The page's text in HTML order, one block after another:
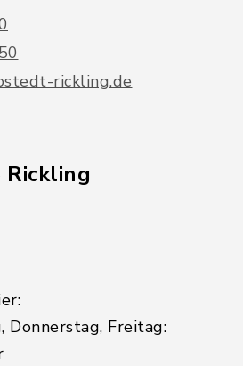
rickling.de
Donnerstag, Freitag: